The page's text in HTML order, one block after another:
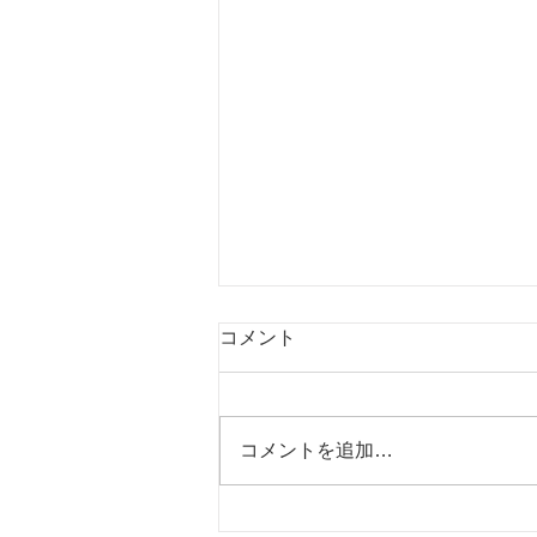
コメント
コメントを追加…